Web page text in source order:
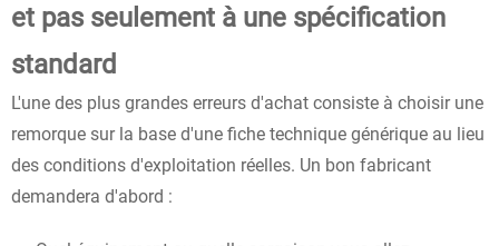
et pas seulement à une spécification
standard
L'une des plus grandes erreurs d'achat consiste à choisir une
remorque sur la base d'une fiche technique générique au lieu
des conditions d'exploitation réelles. Un bon fabricant
demandera d'abord :